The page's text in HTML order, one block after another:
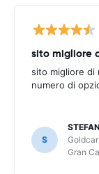
sito migliore
sito migliore di
numero di
S
Gran